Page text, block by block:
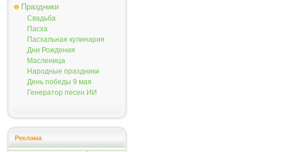
Праздники
Свадьба
Пасха
Пасхальная кулинария
Дни Рождения
Масленица
Народные праздники
День победы 9 мая
Генератор песен ИИ
Реклама